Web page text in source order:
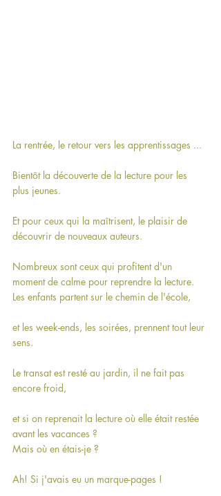
La rentrée, le retour vers les apprentissages ...
Bientôt la découverte de la lecture pour les
plus jeunes.
Et pour ceux qui la maîtrisent, le plaisir de
découvrir de nouveaux auteurs.
Nombreux sont ceux qui profitent d'un
moment de calme pour reprendre la lecture.
Les enfants partent sur le chemin de l'école,
et les week-ends, les soirées, prennent tout leur
sens.
Le transat est resté au jardin, il ne fait pas
encore froid,
et si on reprenait la lecture où elle était restée
avant les vacances ?
Mais où en étais-je ?
Ah! Si j'avais eu un marque-pages !